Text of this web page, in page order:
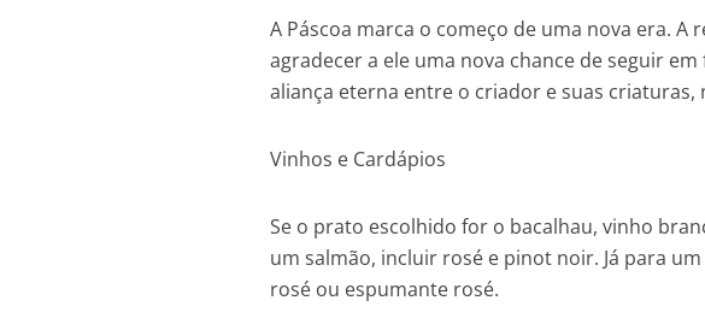
A Páscoa marca o começo de uma nova era.
agradecer a ele uma nova chance de seguir
aliança eterna entre o criador e suas criaturas,
Vinhos e Cardápios
Se o prato escolhido for o bacalhau, vinho
um salmão, incluir rosé e pinot noir. Já para
rosé ou espumante rosé.